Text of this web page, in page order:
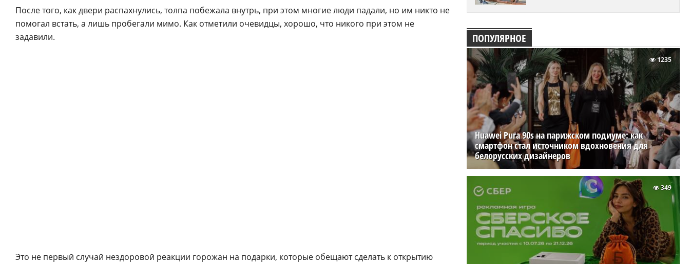
После того, как двери распахнулись, толпа побежала внутрь, при этом многие люди падали, но им никто не
помогал встать, а лишь пробегали мимо. Как отметили очевидцы, хорошо, что никого при этом не
задавили.
Это не первый случай нездоровой реакции горожан на подарки, которые обещают сделать к открытию
ПОПУЛЯРНОЕ
Huawei Pura 90s на парижском подиуме: как
смартфон стал источником вдохновения для
белорусских дизайнеров
1235
349